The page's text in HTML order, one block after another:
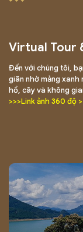
Virtual Tour
Đến với chúng tôi,
giãn nhờ mảng xanh
hồ, cây và không
>>>Link ảnh 360 độ